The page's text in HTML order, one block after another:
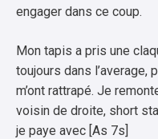
engager dans ce coup.
Mon tapis a pris une
toujours dans l’average,
m’ont rattrapé. Je
voisin de droite, short
je paye avec [As 7s]